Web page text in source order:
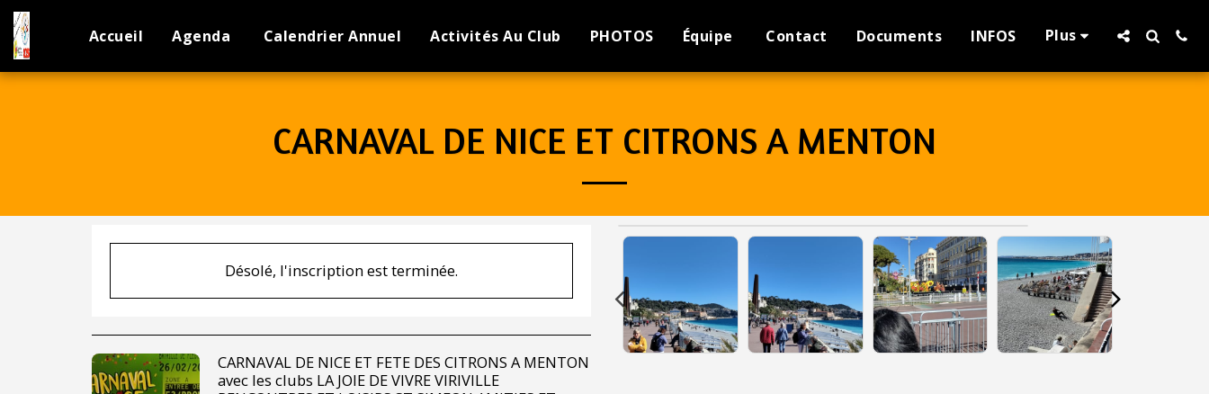
Accueil Agenda Calendrier Annuel Activités Au Club PHOTOS Équipe Contact Documents INFOS Plus
CARNAVAL DE NICE ET CITRONS A MENTON
Désolé, l'inscription est terminée.
CARNAVAL DE NICE ET FETE DES CITRONS A MENTON
avec les clubs LA JOIE DE VIVRE VIRIVILLE